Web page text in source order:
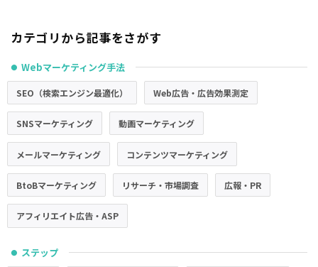
カテゴリから記事をさがす
● Webマーケティング手法
SEO（検索エンジン最適化） Web広告・広告効果測定
SNSマーケティング 動画マーケティング
メールマーケティング コンテンツマーケティング
BtoBマーケティング リサーチ・市場調査 広報・PR
アフィリエイト広告・ASP
● ステップ